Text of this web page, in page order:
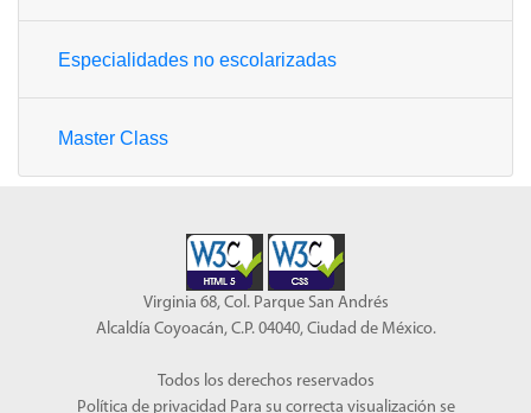
Especialidades no escolarizadas
Master Class
Virginia 68, Col. Parque San Andrés
Alcaldía Coyoacán, C.P. 04040, Ciudad de México.
Todos los derechos reservados
Política de privacidad Para su correcta visualización se